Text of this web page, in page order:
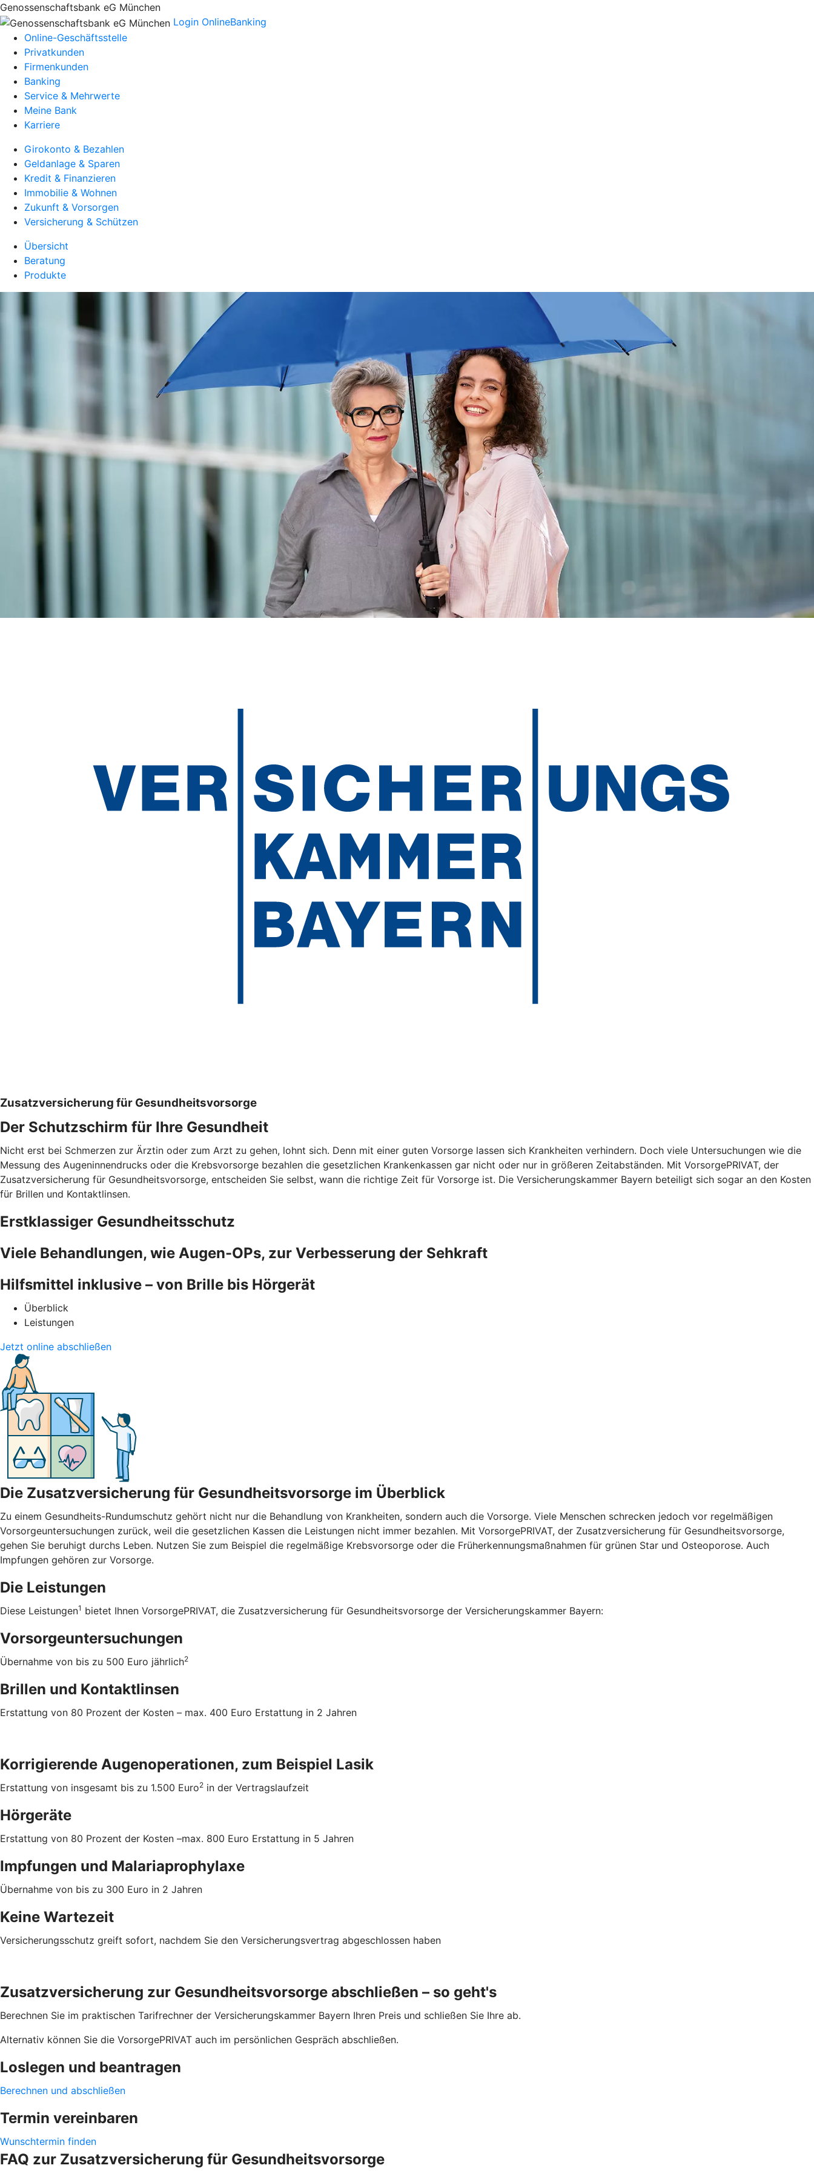
Genossenschaftsbank eG München
Login OnlineBanking
Online-Geschäftsstelle
Privatkunden
Firmenkunden
Banking
Service & Mehrwerte
Meine Bank
Karriere
Girokonto & Bezahlen
Geldanlage & Sparen
Kredit & Finanzieren
Immobilie & Wohnen
Zukunft & Vorsorgen
Versicherung & Schützen
Übersicht
Beratung
Produkte
Zusatzversicherung für Gesundheitsvorsorge
Der Schutzschirm für Ihre Gesundheit
Nicht erst bei Schmerzen zur Ärztin oder zum Arzt zu gehen, lohnt sich. Denn mit einer guten Vorsorge lassen sich Krankheiten verhindern. Doch viele Untersuchungen wie die
Messung des Augeninnendrucks oder die Krebsvorsorge bezahlen die gesetzlichen Krankenkassen gar nicht oder nur in größeren Zeitabständen. Mit VorsorgePRIVAT, der
Zusatzversicherung für Gesundheitsvorsorge, entscheiden Sie selbst, wann die richtige Zeit für Vorsorge ist. Die Versicherungskammer Bayern beteiligt sich sogar an den Kosten
für Brillen und Kontaktlinsen.
Erstklassiger Gesundheitsschutz
Viele Behandlungen, wie Augen-OPs, zur Verbesserung der Sehkraft
Hilfsmittel inklusive – von Brille bis Hörgerät
Überblick
Leistungen
Jetzt online abschließen
Die Zusatzversicherung für Gesundheitsvorsorge im Überblick
Zu einem Gesundheits-Rundumschutz gehört nicht nur die Behandlung von Krankheiten, sondern auch die Vorsorge. Viele Menschen schrecken jedoch vor regelmäßigen
Vorsorgeuntersuchungen zurück, weil die gesetzlichen Kassen die Leistungen nicht immer bezahlen. Mit VorsorgePRIVAT, der Zusatzversicherung für Gesundheitsvorsorge,
gehen Sie beruhigt durchs Leben. Nutzen Sie zum Beispiel die regelmäßige Krebsvorsorge oder die Früherkennungsmaßnahmen für grünen Star und Osteoporose. Auch
Impfungen gehören zur Vorsorge.
Die Leistungen
Diese Leistungen1 bietet Ihnen VorsorgePRIVAT, die Zusatzversicherung für Gesundheitsvorsorge der Versicherungskammer Bayern:
Vorsorgeuntersuchungen
Übernahme von bis zu 500 Euro jährlich2
Brillen und Kontaktlinsen
Erstattung von 80 Prozent der Kosten – max. 400 Euro Erstattung in 2 Jahren
Korrigierende Augenoperationen, zum Beispiel Lasik
Erstattung von insgesamt bis zu 1.500 Euro2 in der Vertragslaufzeit
Hörgeräte
Erstattung von 80 Prozent der Kosten –max. 800 Euro Erstattung in 5 Jahren
Impfungen und Malariaprophylaxe
Übernahme von bis zu 300 Euro in 2 Jahren
Keine Wartezeit
Versicherungsschutz greift sofort, nachdem Sie den Versicherungsvertrag abgeschlossen haben
Zusatzversicherung zur Gesundheitsvorsorge abschließen – so geht's
Berechnen Sie im praktischen Tarifrechner der Versicherungskammer Bayern Ihren Preis und schließen Sie Ihre ab.
Alternativ können Sie die VorsorgePRIVAT auch im persönlichen Gespräch abschließen.
Loslegen und beantragen
Berechnen und abschließen
Termin vereinbaren
Wunschtermin finden
FAQ zur Zusatzversicherung für Gesundheitsvorsorge